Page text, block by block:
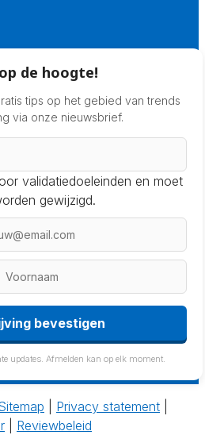
de hoogte!
tips op het gebied van trends
via onze nieuwsbrief.
validatiedoeleinden en moet
gewijzigd.
bevestigen
updates. Afmelden kan op elk moment.
Privacy statement
Reviewbeleid